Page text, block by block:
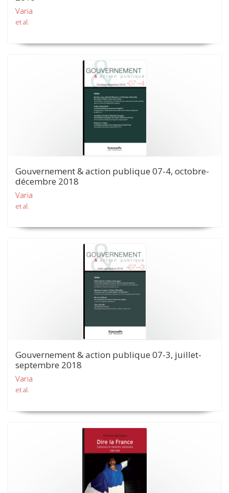
Varia
et al.
Gouvernement & action publique 07-4, octobre-
décembre 2018
Varia
et al.
Gouvernement & action publique 07-3, juillet-
septembre 2018
Varia
et al.